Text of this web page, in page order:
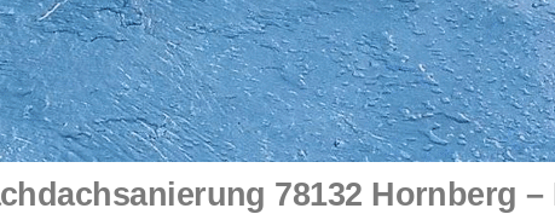
78132 Hornberg